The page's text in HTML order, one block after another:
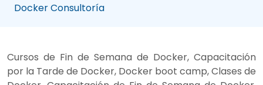
Docker Consultoría
Cursos de Fin de Semana de Docker, Capacitación
por la Tarde de Docker, Docker boot camp, Clases de